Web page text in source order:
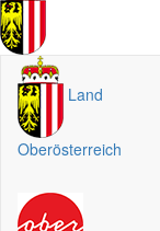
Land
Oberösterreich